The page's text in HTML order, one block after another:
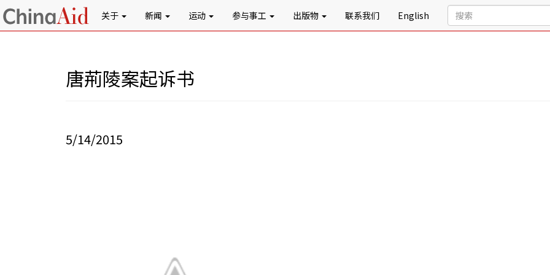
关于 新闻 运动 参与事工 出版物 联系我们 English
唐荊陵案起诉书
5/14/2015